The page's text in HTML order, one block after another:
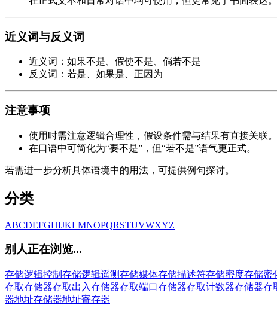
近义词与反义词
近义词：如果不是、假使不是、倘若不是
反义词：若是、如果是、正因为
注意事项
使用时需注意逻辑合理性，假设条件需与结果有直接关联。
在口语中可简化为“要不是”，但“若不是”语气更正式。
若需进一步分析具体语境中的用法，可提供例句探讨。
分类
ABCDEFGHIJKLMNOPQRSTUVWXYZ
别人正在浏览...
存储逻辑控制 存储逻辑遥测存储媒体存储描述符存储密度存储密
存取存储器存取出入存储器存取端口存储器存取计数器存储器存
器地址存储器地址寄存器